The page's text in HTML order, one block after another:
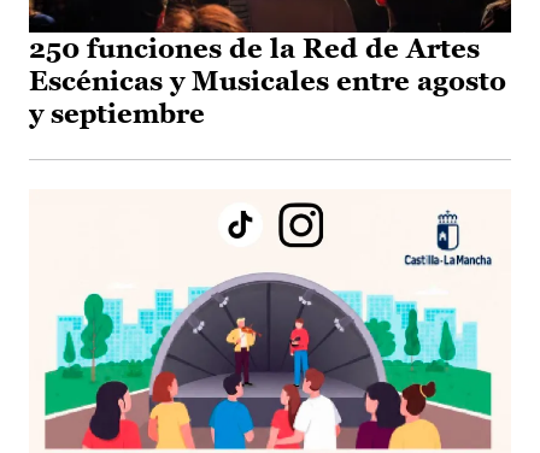
250 funciones de la Red de Artes
Escénicas y Musicales entre agosto
y septiembre